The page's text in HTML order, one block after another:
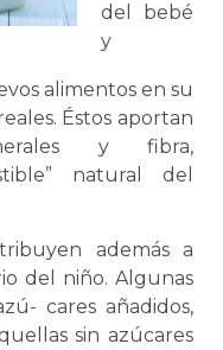
del bebé
y
alimentos en su
Éstos aportan
y fibra,
natural del
además a
del niño. Algunas
cares añadidos,
sin azúcares